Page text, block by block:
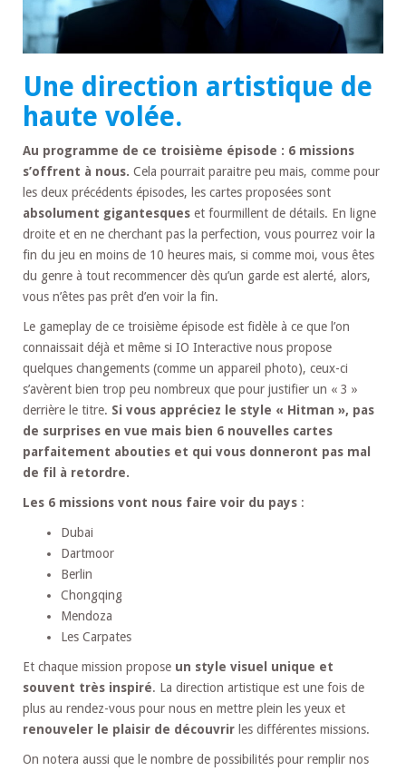
Une direction artistique de
haute volée.
Au programme de ce troisième épisode : 6 missions
s’offrent à nous. Cela pourrait paraitre peu mais, comme pour
les deux précédents épisodes, les cartes proposées sont
absolument gigantesques et fourmillent de détails. En ligne
droite et en ne cherchant pas la perfection, vous pourrez voir la
fin du jeu en moins de 10 heures mais, si comme moi, vous êtes
du genre à tout recommencer dès qu’un garde est alerté, alors,
vous n’êtes pas prêt d’en voir la fin.
Le gameplay de ce troisième épisode est fidèle à ce que l’on
connaissait déjà et même si IO Interactive nous propose
quelques changements (comme un appareil photo), ceux-ci
s’avèrent bien trop peu nombreux que pour justifier un « 3 »
derrière le titre. Si vous appréciez le style « Hitman », pas
de surprises en vue mais bien 6 nouvelles cartes
parfaitement abouties et qui vous donneront pas mal
de fil à retordre.
Les 6 missions vont nous faire voir du pays :
Dubai
Dartmoor
Berlin
Chongqing
Mendoza
Les Carpates
Et chaque mission propose un style visuel unique et
souvent très inspiré. La direction artistique est une fois de
plus au rendez-vous pour nous en mettre plein les yeux et
renouveler le plaisir de découvrir les différentes missions.
On notera aussi que le nombre de possibilités pour remplir nos